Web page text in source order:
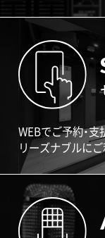
WEBでご予約・
リーズナブルに